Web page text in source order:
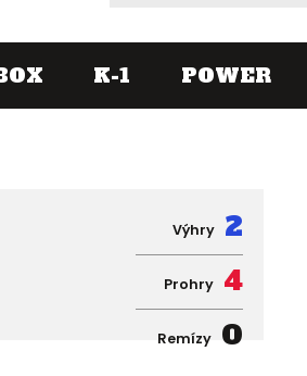
K-1 POWER
Výhry 2
Prohry 4
Remízy 0